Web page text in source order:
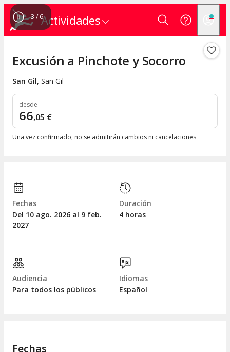
Actividades
4 / 6
Excusión a Pinchote y Socorro
San Gil, San Gil
desde
66,05 €
Una vez confirmado, no se admitirán cambios ni cancelaciones
Fechas
Del 10 ago. 2026 al 9 feb.
2027
Duración
4 horas
Audiencia
Para todos los públicos
Idiomas
Español
Fechas